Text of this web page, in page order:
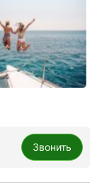
Звонить